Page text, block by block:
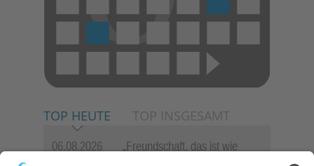
TOP HEUTE TOP INSGESAMT
06.08.2026
„Freundschaft, das ist wie